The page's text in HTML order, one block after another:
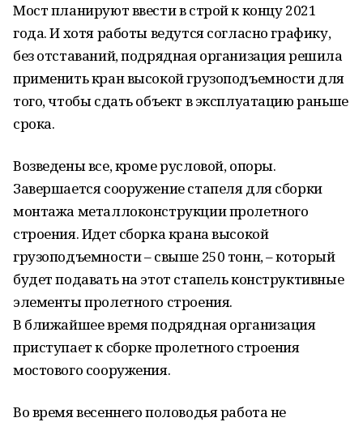
Мост планируют ввести в строй к концу 2021
года. И хотя работы ведутся согласно графику,
без отставаний, подрядная организация решила
применить кран высокой грузоподъемности для
того, чтобы сдать объект в эксплуатацию раньше
срока.
Возведены все, кроме русловой, опоры.
Завершается сооружение стапеля для сборки
монтажа металлоконструкции пролетного
строения. Идет сборка крана высокой
грузоподъемности – свыше 250 тонн, – который
будет подавать на этот стапель конструктивные
элементы пролетного строения.
В ближайшее время подрядная организация
приступает к сборке пролетного строения
мостового сооружения.
Во время весеннего половодья работа не